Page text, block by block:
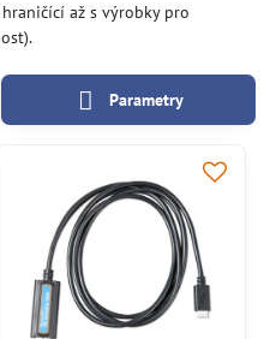
až s výrobky pro
Parametry